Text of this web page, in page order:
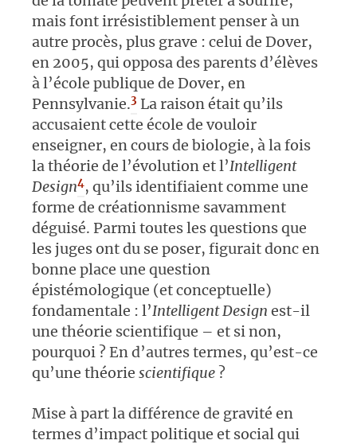
mais font irrésistiblement penser à un
autre procès, plus grave : celui de Dover,
en 2005, qui opposa des parents d’élèves
à l’école publique de Dover, en
Pennsylvanie.3 La raison était qu’ils
accusaient cette école de vouloir
enseigner, en cours de biologie, à la fois
la théorie de l’évolution et l’Intelligent
Design4, qu’ils identifiaient comme une
forme de créationnisme savamment
déguisé. Parmi toutes les questions que
les juges ont du se poser, figurait donc en
bonne place une question
épistémologique (et conceptuelle)
fondamentale : l’Intelligent Design est-il
une théorie scientifique – et si non,
pourquoi ? En d’autres termes, qu’est-ce
qu’une théorie scientifique ?
Mise à part la différence de gravité en
termes d’impact politique et social qui